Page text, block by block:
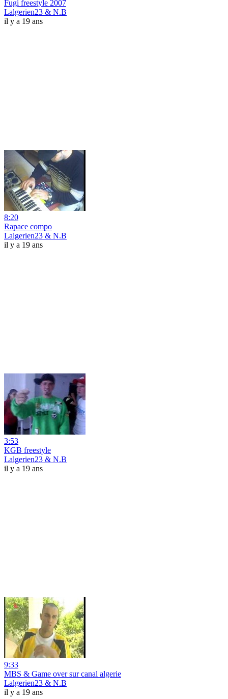
Fugi freestyle 2007
Lalgerien23 & N.B
il y a 19 ans
8:20
Rapace compo
Lalgerien23 & N.B
il y a 19 ans
3:53
KGB freestyle
Lalgerien23 & N.B
il y a 19 ans
9:33
MBS & Game over sur canal algerie
Lalgerien23 & N.B
il y a 19 ans